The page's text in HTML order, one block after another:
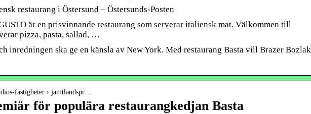
restaurang i Östersund – Östersunds-Posten
är en prisvinnande restaurang som serverar italiensk mat. Välkommen till
pizza, pasta, sallad, …
inredningen ska ge en känsla av New York. Med restaurang Basta vill Brazer Bozlak
fastigheter › jamtlandspr…
för populära restaurangkedjan Basta